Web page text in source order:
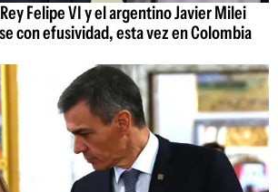
Felipe VI y el argentino Javier Milei
con efusividad, esta vez en Colombia